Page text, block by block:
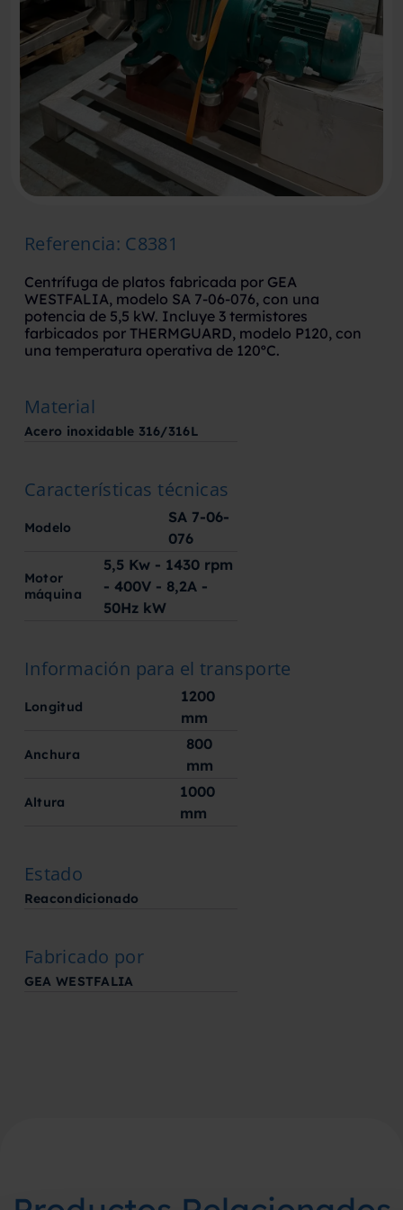
Referencia: C8381
Centrífuga de platos fabricada por GEA
WESTFALIA, modelo SA 7-06-076, con una
potencia de 5,5 kW. Incluye 3 termistores
farbicados por THERMGUARD, modelo P120, con
una temperatura operativa de 120ºC.
Material
Acero inoxidable 316/316L
Características técnicas
Modelo
SA 7-06-
076
Motor
máquina
5,5 Kw - 1430 rpm
- 400V - 8,2A -
50Hz kW
Información para el transporte
Longitud
1200
mm
Anchura
800
mm
Altura
1000
mm
Estado
Reacondicionado
Fabricado por
GEA WESTFALIA